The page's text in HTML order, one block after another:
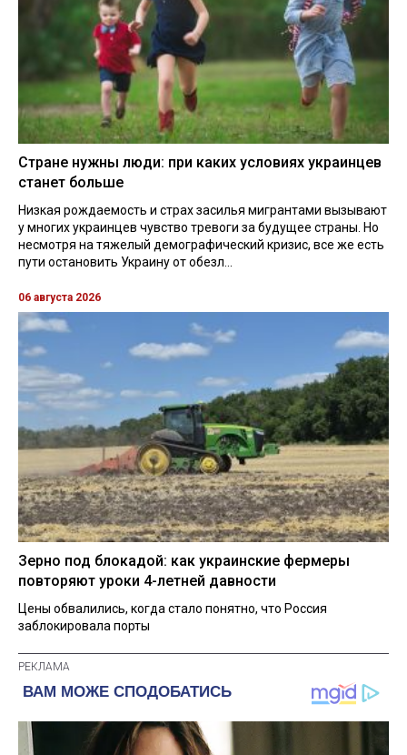
Стране нужны люди: при каких условиях украинцев
станет больше
Низкая рождаемость и страх засилья мигрантами вызывают
у многих украинцев чувство тревоги за будущее страны. Но
несмотря на тяжелый демографический кризис, все же есть
пути остановить Украину от обезл...
06 августа 2026
Зерно под блокадой: как украинские фермеры
повторяют уроки 4-летней давности
Цены обвалились, когда стало понятно, что Россия
заблокировала порты